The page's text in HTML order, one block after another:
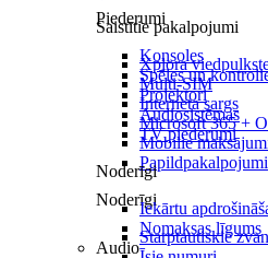
Saistītie pakalpojumi
Xplora
Multi-SIM
Interneta sargs
Microsoft 365 +
Mobilie
Papildpakalpojumi
Noderīgi
Starptautiskie
Piederumi
Konsoles
Spēles un
Projektori
Audiosistēmas
TV piederumi
Noderīgi
Iekārtu
Nomaksas līgums
Audio